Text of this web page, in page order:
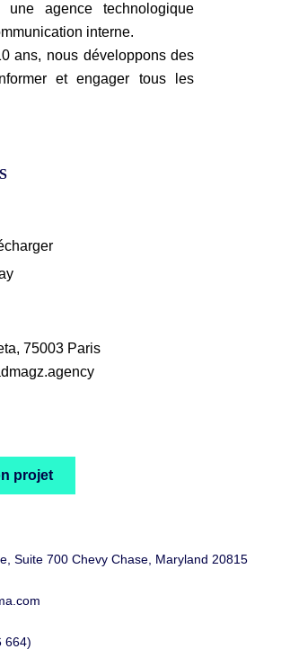
une agence technologique
interne.
ans, nous développons des
et engager tous les
75003 Paris
projet
Suite 700 Chevy Chase, Maryland 20815
664)